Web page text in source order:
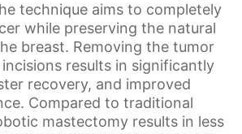
technique aims to completely
while preserving the natural
breast. Removing the tumor
results in significantly
recovery, and improved
Compared to traditional
mastectomy results in less